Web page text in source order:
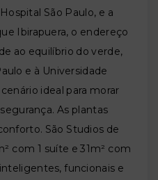
São Paulo, e a
Ibirapuera, o endereço
ao equilíbrio do verde,
e à Universidade
ideal para morar
As plantas
São Studios de
com 1 suíte e 31m² com
funcionais e